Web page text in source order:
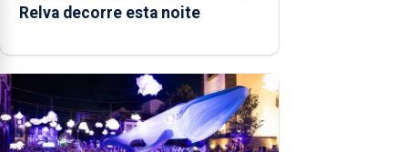
Relva decorre esta noite